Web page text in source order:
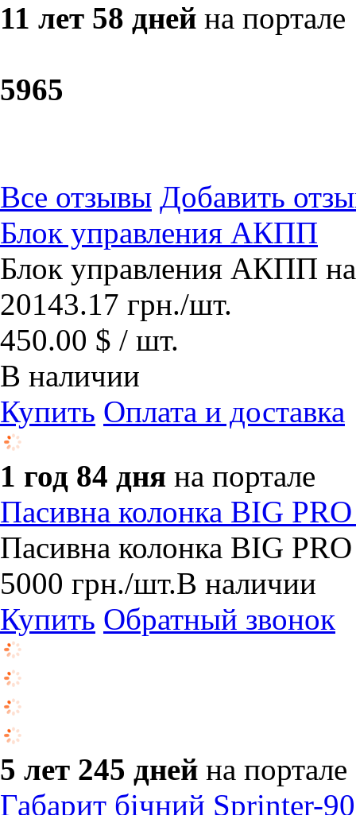
11 лет 58 дней на портале
5965
Все отзывы Добавить
Блок управления АКПП
Блок управления АКПП
20143.17 грн./шт.
450.00 $ / шт.
В наличии
Купить Оплата и доставка
1 год 84 дня на портале
Пасивна колонка BIG
Пасивна колонка BIG
5000 грн./шт.В наличии
Купить Обратный звонок
5 лет 245 дней на портале
Габарит бічний Sprinter-